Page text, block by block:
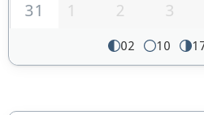
31
1 2 3
02 10